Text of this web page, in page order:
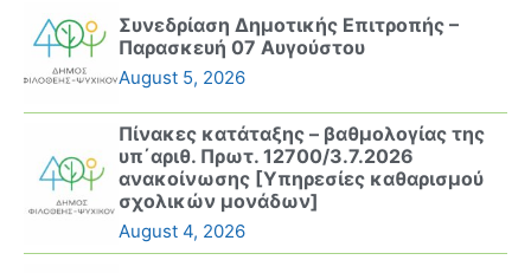
Συνεδρίαση Δημοτικής Επιτροπής –
Παρασκευή 07 Αυγούστου
August 5, 2026
Πίνακες κατάταξης – βαθμολογίας της
υπ΄αριθ. Πρωτ. 12700/3.7.2026
ανακοίνωσης [Υπηρεσίες καθαρισμού
σχολικών μονάδων]
August 4, 2026